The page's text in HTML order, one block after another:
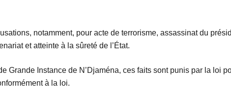
notamment, pour acte de terrorisme, assassinat du
et atteinte à la sûreté de l’État.
Grande Instance de N’Djaména, ces faits sont punis par la loi
à la loi.